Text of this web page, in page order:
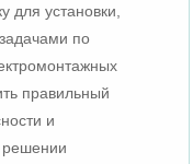
для установки,
по
правильный
и
решении